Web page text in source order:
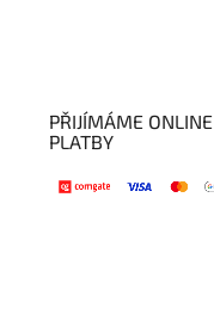
PŘIJÍMÁME ONLINE
PLATBY